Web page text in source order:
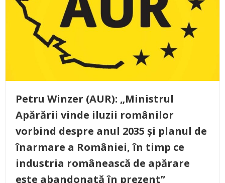
Petru Winzer (AUR): „Ministrul
Apărării vinde iluzii românilor
vorbind despre anul 2035 și planul de
înarmare a României, în timp ce
industria românească de apărare
este abandonată în prezent”